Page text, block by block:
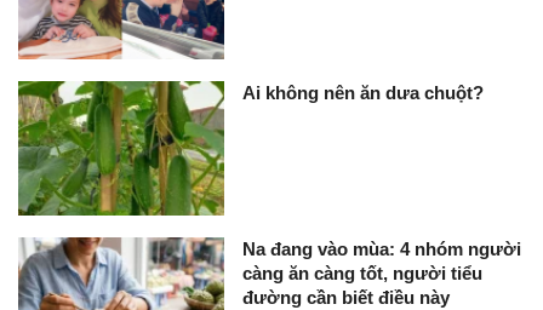
Ai không nên ăn dưa chuột?
Na đang vào mùa: 4 nhóm người
càng ăn càng tốt, người tiểu
đường cần biết điều này